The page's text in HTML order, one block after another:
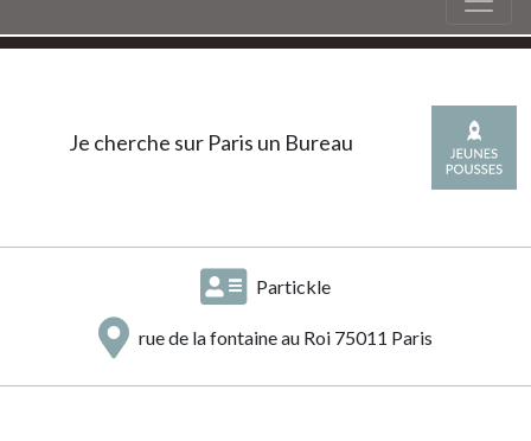
Je cherche sur Paris un Bureau
Partickle
rue de la fontaine au Roi 75011 Paris